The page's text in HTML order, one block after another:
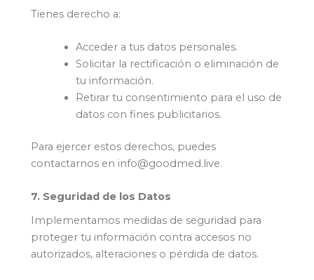
Tienes derecho a:
Acceder a tus datos personales.
Solicitar la rectificación o eliminación de
tu información.
Retirar tu consentimiento para el uso de
datos con fines publicitarios.
Para ejercer estos derechos, puedes
contactarnos en info@goodmed.live.
7. Seguridad de los Datos
Implementamos medidas de seguridad para
proteger tu información contra accesos no
autorizados, alteraciones o pérdida de datos.